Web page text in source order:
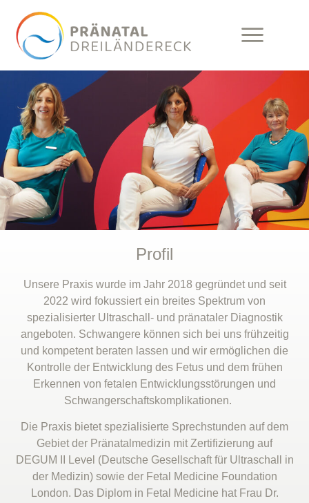
Profil
Unsere Praxis wurde im Jahr 2018 gegründet und seit
2022 wird fokussiert ein breites Spektrum von
spezialisierter Ultraschall- und pränataler Diagnostik
angeboten. Schwangere können sich bei uns frühzeitig
und kompetent beraten lassen und wir ermöglichen die
Kontrolle der Entwicklung des Fetus und dem frühen
Erkennen von fetalen Entwicklungsstörungen und
Schwangerschaftskomplikationen.
Die Praxis bietet spezialisierte Sprechstunden auf dem
Gebiet der Pränatalmedizin mit Zertifizierung auf
DEGUM II Level (Deutsche Gesellschaft für Ultraschall in
der Medizin) sowie der Fetal Medicine Foundation
London. Das Diplom in Fetal Medicine hat Frau Dr.